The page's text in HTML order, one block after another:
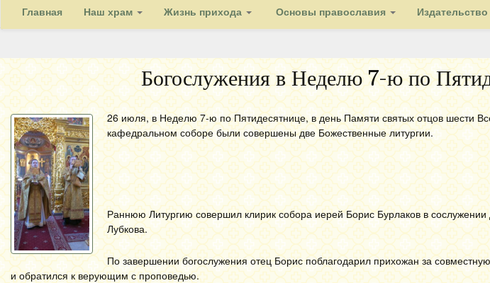
Главная Наш храм Жизнь прихода Основы православия Издательство
Богослужения в Неделю 7-ю по
26 июля, в Неделю 7-ю по Пятидесятнице, в день Памяти святых отцов шести
кафедральном соборе были совершены две Божественные литургии.
Раннюю Литургию совершил клирик собора иерей Борис Бурлаков в
Лубкова.
По завершении богослужения отец Борис поблагодарил прихожан за
и обратился к верующим с проповедью.